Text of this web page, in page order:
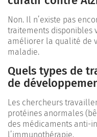
Non. Il n’existe pas
traitements disponibles
améliorer la qualité de
maladie.
Quels types de
de
Les chercheurs
protéines anormales
des médicaments anti-
l’immunothérapie.